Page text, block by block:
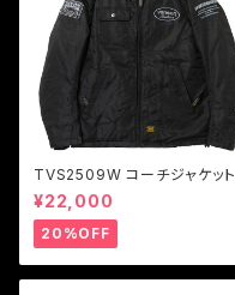
TVS2509W コーチジャケット
¥22,000
20%OFF